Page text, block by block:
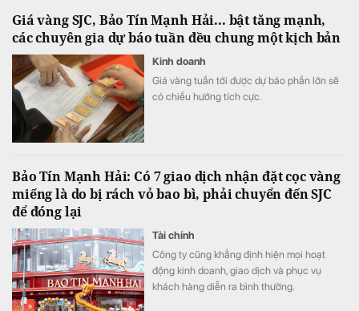
Giá vàng SJC, Bảo Tín Mạnh Hải... bật tăng mạnh,
các chuyên gia dự báo tuần đều chung một kịch bản
Kinh doanh
Giá vàng tuần tới được dự báo phần lớn sẽ
có chiều hướng tích cực.
Bảo Tín Mạnh Hải: Có 7 giao dịch nhận đặt cọc vàng
miếng là do bị rách vỏ bao bì, phải chuyển đến SJC
để đóng lại
Tài chính
Công ty cũng khẳng định hiện mọi hoạt
động kinh doanh, giao dịch và phục vụ
khách hàng diễn ra bình thường.